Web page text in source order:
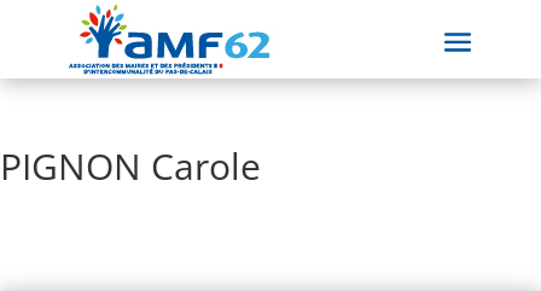
PIGNON Carole